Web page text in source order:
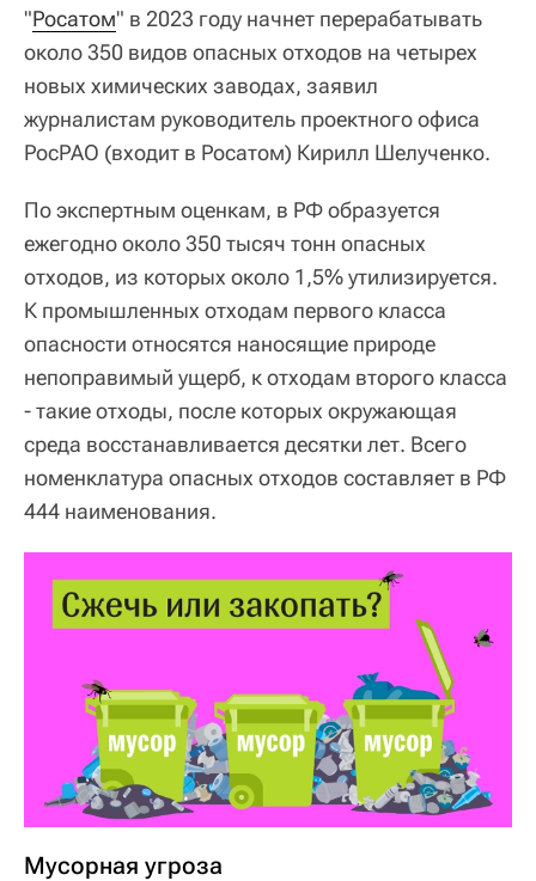
"Росатом" в 2023 году начнет перерабатывать
около 350 видов опасных отходов на четырех
новых химических заводах, заявил
журналистам руководитель проектного офиса
РосРАО (входит в Росатом) Кирилл Шелученко.
По экспертным оценкам, в РФ образуется
ежегодно около 350 тысяч тонн опасных
отходов, из которых около 1,5% утилизируется.
К промышленных отходам первого класса
опасности относятся наносящие природе
непоправимый ущерб, к отходам второго класса
- такие отходы, после которых окружающая
среда восстанавливается десятки лет. Всего
номенклатура опасных отходов составляет в РФ
444 наименования.
Мусорная угроза